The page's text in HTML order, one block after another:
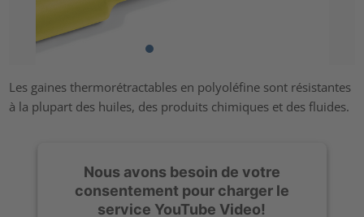
Les gaines thermorétractables en polyoléfine sont résistantes
à la plupart des huiles, des produits chimiques et des fluides.
Nous avons besoin de votre
consentement pour charger le
service YouTube Video!